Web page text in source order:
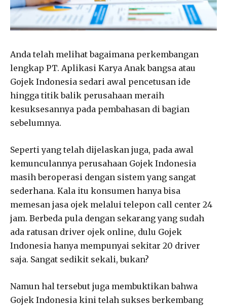
Anda telah melihat bagaimana perkembangan
lengkap PT. Aplikasi Karya Anak bangsa atau
Gojek Indonesia sedari awal pencetusan ide
hingga titik balik perusahaan meraih
kesuksesannya pada pembahasan di bagian
sebelumnya.
Seperti yang telah dijelaskan juga, pada awal
kemunculannya perusahaan Gojek Indonesia
masih beroperasi dengan sistem yang sangat
sederhana. Kala itu konsumen hanya bisa
memesan jasa ojek melalui telepon call center 24
jam. Berbeda pula dengan sekarang yang sudah
ada ratusan driver ojek online, dulu Gojek
Indonesia hanya mempunyai sekitar 20 driver
saja. Sangat sedikit sekali, bukan?
Namun hal tersebut juga membuktikan bahwa
Gojek Indonesia kini telah sukses berkembang